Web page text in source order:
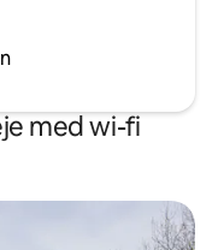
med wi-fi